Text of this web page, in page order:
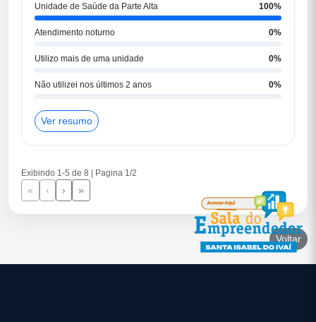
Unidade de Saúde da Parte Alta 100%
Atendimento noturno 0%
Utilizo mais de uma unidade 0%
Não utilizei nos últimos 2 anos 0%
Ver resumo
Exibindo 1-5 de 8 | Pagina 1/2
« ‹ › »
Voltar